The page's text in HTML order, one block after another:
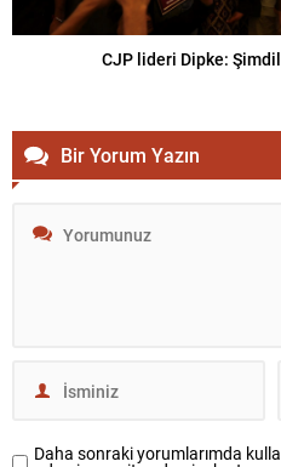
CJP lideri Dipke:
Bir Yorum Yazın
Daha sonraki yorumlarımda